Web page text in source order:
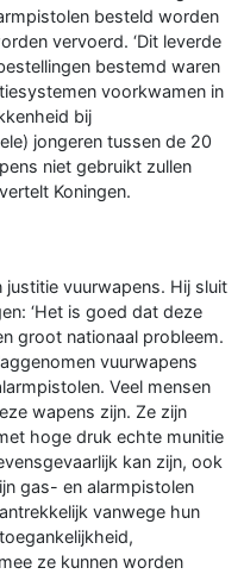
besteld worden
vervoerd. ‘Dit leverde
bestemd waren
voorkwamen in
bij
jongeren tussen de 20
niet gebruikt zullen
Koningen.
vuurwapens. Hij sluit
‘Het is goed dat deze
groot nationaal probleem.
vuurwapens
Veel mensen
wapens zijn. Ze zijn
hoge druk echte munitie
kan zijn, ook
gas- en alarmpistolen
vanwege hun
ze kunnen worden